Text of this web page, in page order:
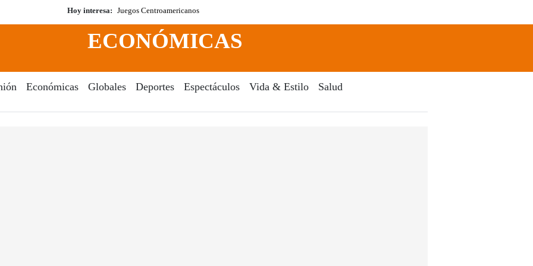
Hoy interesa: Juegos Centroamericanos
Search
ECONÓMICAS
Económicas Globales Deportes Espectáculos Vida & Estilo Salud